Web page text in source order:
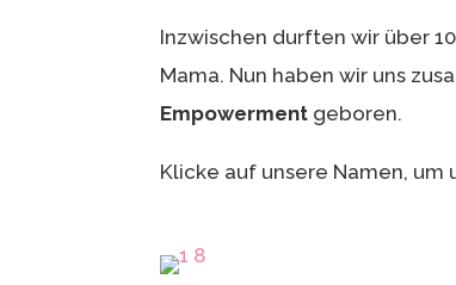
Inzwischen durften wir über
Mama. Nun haben wir uns
Empowerment geboren.
Klicke auf unsere Namen, um